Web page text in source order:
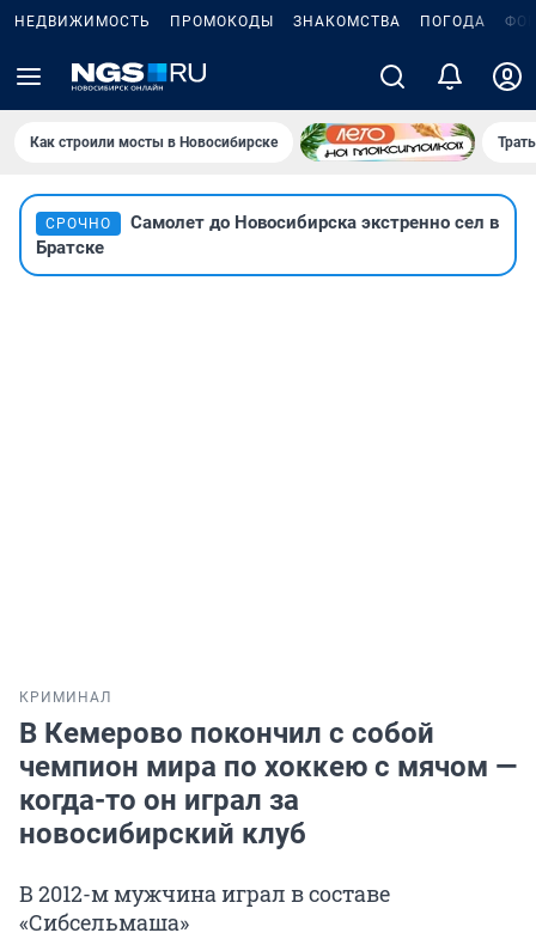
НЕДВИЖИМОСТЬ ПРОМОКОДЫ ЗНАКОМСТВА ПОГОДА
Как строили мосты в Новосибирске
СРОЧНО
Самолет до Новосибирска экстренно сел в
Братске
КРИМИНАЛ
В Кемерово покончил с собой
чемпион мира по хоккею с мячом —
когда-то он играл за
новосибирский клуб
В 2012-м мужчина играл в составе
«Сибсельмаша»